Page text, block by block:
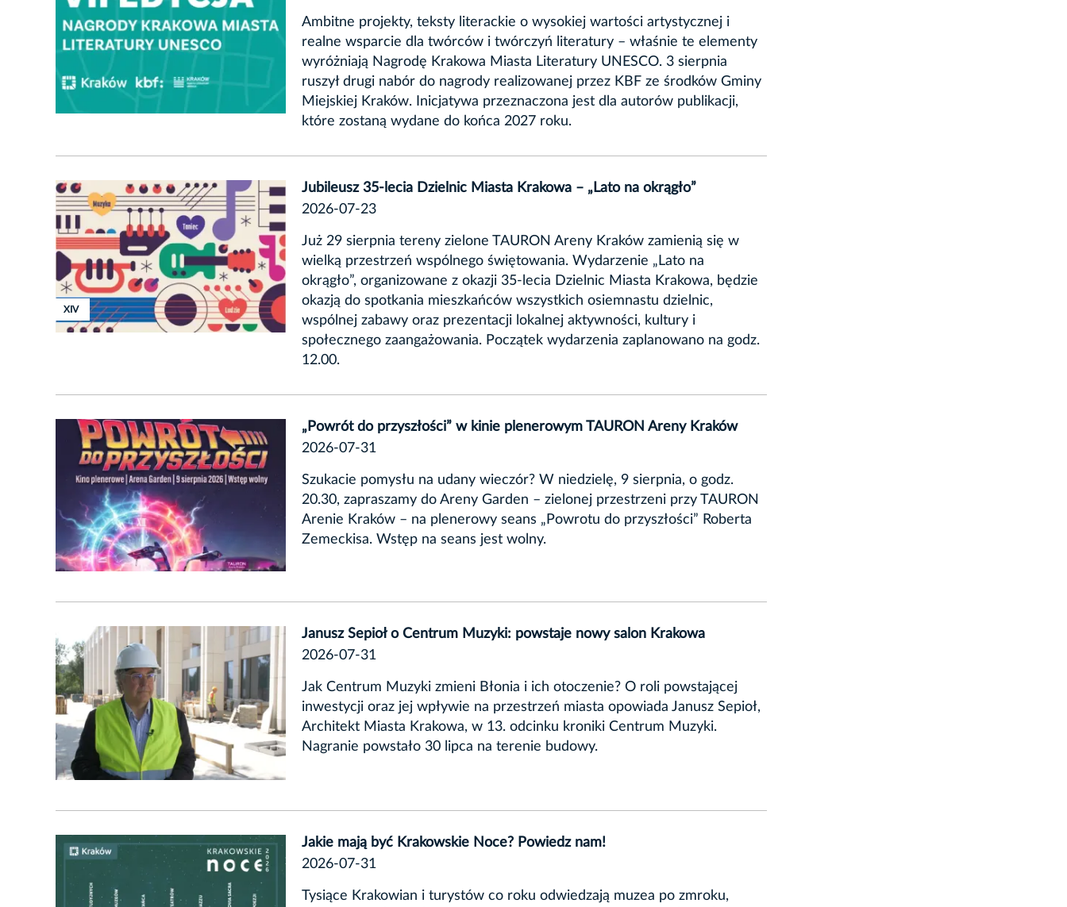
Ambitne projekty, teksty literackie o wysokiej wartości artystycznej i
realne wsparcie dla twórców i twórczyń literatury – właśnie te elementy
wyróżniają Nagrodę Krakowa Miasta Literatury UNESCO. 3 sierpnia
ruszył drugi nabór do nagrody realizowanej przez KBF ze środków Gminy
Miejskiej Kraków. Inicjatywa przeznaczona jest dla autorów publikacji,
które zostaną wydane do końca 2027 roku.
XVIII
XVIII
XIV
Jubileusz 35-lecia Dzielnic Miasta Krakowa – „Lato na okrągło”
2026-07-23
Już 29 sierpnia tereny zielone TAURON Areny Kraków zamienią się w
wielką przestrzeń wspólnego świętowania. Wydarzenie „Lato na
okrągło”, organizowane z okazji 35-lecia Dzielnic Miasta Krakowa, będzie
okazją do spotkania mieszkańców wszystkich osiemnastu dzielnic,
wspólnej zabawy oraz prezentacji lokalnej aktywności, kultury i
społecznego zaangażowania. Początek wydarzenia zaplanowano na godz.
12.00.
„Powrót do przyszłości” w kinie plenerowym TAURON Areny Kraków
2026-07-31
Szukacie pomysłu na udany wieczór? W niedzielę, 9 sierpnia, o godz.
20.30, zapraszamy do Areny Garden – zielonej przestrzeni przy TAURON
Arenie Kraków – na plenerowy seans „Powrotu do przyszłości” Roberta
Zemeckisa. Wstęp na seans jest wolny.
Janusz Sepioł o Centrum Muzyki: powstaje nowy salon Krakowa
2026-07-31
Jak Centrum Muzyki zmieni Błonia i ich otoczenie? O roli powstającej
inwestycji oraz jej wpływie na przestrzeń miasta opowiada Janusz Sepioł,
Architekt Miasta Krakowa, w 13. odcinku kroniki Centrum Muzyki.
Nagranie powstało 30 lipca na terenie budowy.
Jakie mają być Krakowskie Noce? Powiedz nam!
2026-07-31
Tysiące Krakowian i turystów co roku odwiedzają muzea po zmroku,